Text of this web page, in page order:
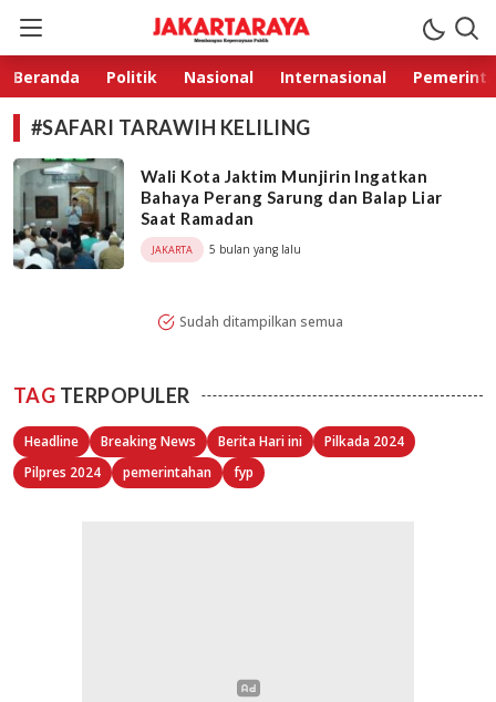
Jakarta Raya
Membangun Kepercayaan Publik
Beranda Politik Nasional Internasional
#SAFARI TARAWIH KELILING
Wali Kota Jaktim Munjirin Ingatkan
Bahaya Perang Sarung dan Balap Liar
Saat Ramadan
JAKARTA 5 bulan yang lalu
Sudah ditampilkan semua
TAG TERPOPULER
Headline Breaking News Berita Hari ini
Pilkada 2024
Pilpres 2024
pemerintahan fyp